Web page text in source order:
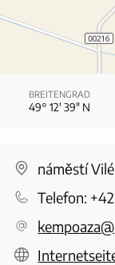
BREITENGRAD
49° 12′ 39″ N
náměstí
Telefon: